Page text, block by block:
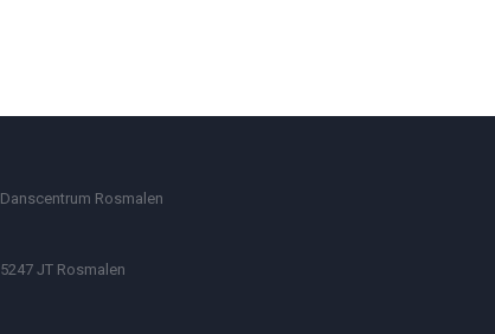
Danscentrum Rosmalen
5247 JT Rosmalen